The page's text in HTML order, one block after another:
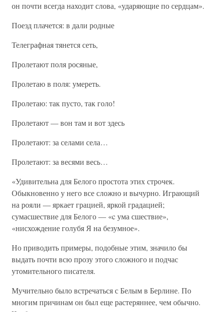
он почти всегда находит слова, «ударяющие по сердцам».
Поезд плачется: в дали родные
Телеграфная тянется сеть,
Пролетают поля росяные,
Пролетаю в поля: умереть.
Пролетаю: так пусто, так голо!
Пролетают — вон там и вот здесь
Пролетают: за селами села…
Пролетают: за весями весь…
«Удивительна для Белого простота этих строчек.
Обыкновенно у него все сложно и вычурно. Играющий
на рояли — яркает грацией, яркой градацией;
сумасшествие для Белого — «c ума сшествие»,
«нисхождение голубя Я на безумное».
Но приводить примеры, подобные этим, значило бы
выдать почти всю прозу этого сложного и подчас
утомительного писателя.
Мучительно было встречаться с Белым в Берлине. По
многим причинам он был еще растеряннее, чем обычно.